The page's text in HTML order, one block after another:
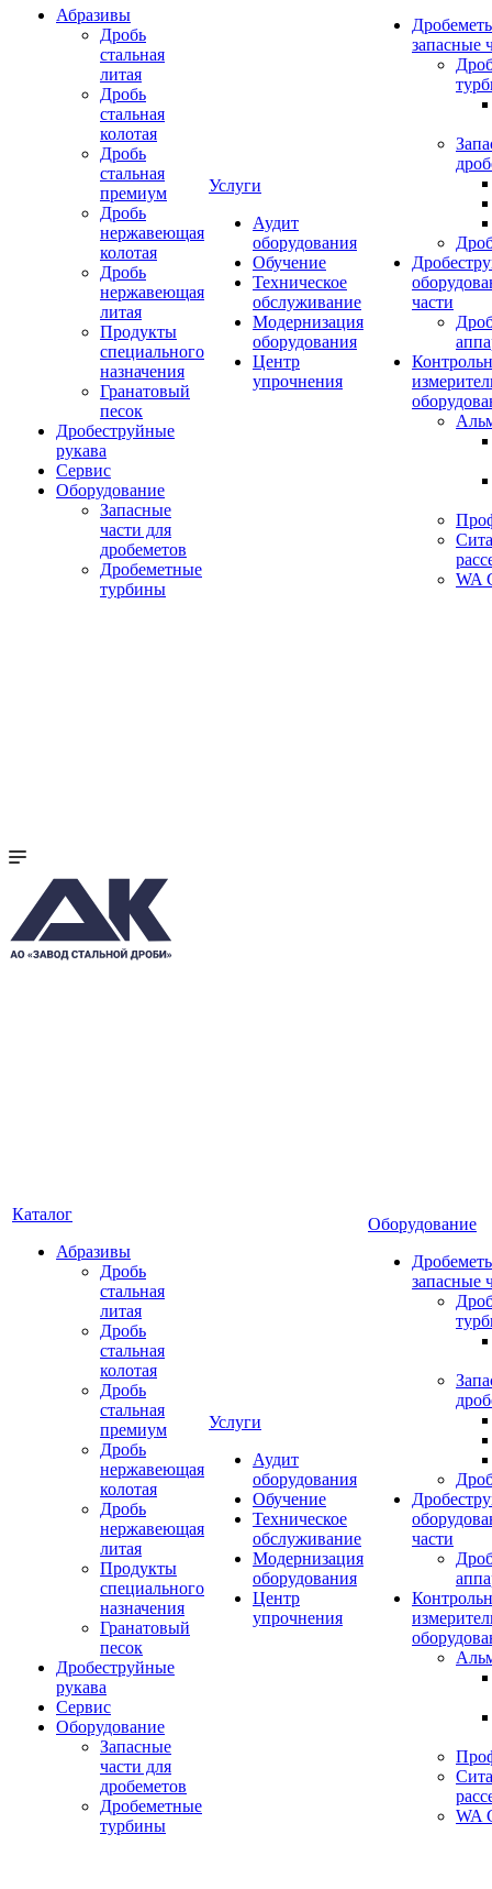
Абразивы
Дробь
стальная
литая
Дробь
стальная
колотая
Дробь
стальная
премиум
Дробь
нержавеющая
колотая
Дробь
нержавеющая
литая
Продукты
специального
назначения
Гранатовый
песок
Дробеструйные
рукава
Сервис
Оборудование
Запасные
части для
дробеметов
Дробеметные
турбины
Услуги
Аудит
оборудования
Обучение
Техническое
обслуживание
Модернизация
оборудования
Центр
упрочнения
запасные
части
WA
Каталог
Абразивы
Дробь
стальная
литая
Дробь
стальная
колотая
Дробь
стальная
премиум
Дробь
нержавеющая
колотая
Дробь
нержавеющая
литая
Продукты
специального
назначения
Гранатовый
песок
Дробеструйные
рукава
Сервис
Оборудование
Запасные
части для
дробеметов
Дробеметные
турбины
Услуги
Аудит
оборудования
Обучение
Техническое
обслуживание
Модернизация
оборудования
Центр
упрочнения
Оборудование
запасные
части
WA